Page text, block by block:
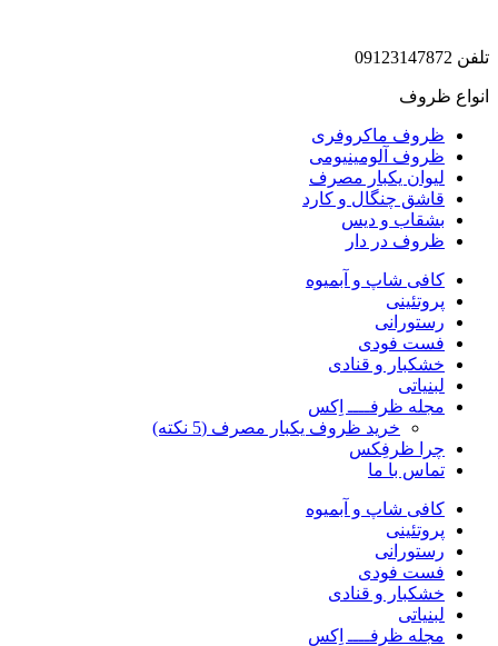
تلفن 09123147872
انواع ظروف
ظروف ماکروفری
ظروف آلومینیومی
لیوان یکبار مصرف
قاشق چنگال و کارد
بشقاب و دیس
ظروف در دار
کافی شاپ و آبمیوه
پروتئینی
رستورانی
فست فودی
خشکبار و قنادی
لبنیاتی
مجله ظرفــــ اِکس
خرید ظروف یکبار مصرف (5 نکته)
چرا ظرفِکس
تماس با ما
کافی شاپ و آبمیوه
پروتئینی
رستورانی
فست فودی
خشکبار و قنادی
لبنیاتی
مجله ظرفــــ اِکس